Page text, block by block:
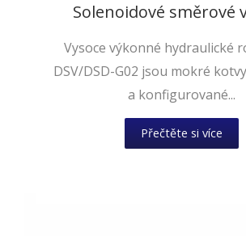
Solenoidové směrové
Vysoce výkonné hydraulické
DSV/DSD-G02 jsou mokré
a konfigurované...
Přečtěte si více